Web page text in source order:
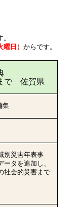
日） からです。
で 佐賀県
集
別災害年表事
タを追加し、
社会的災害まで